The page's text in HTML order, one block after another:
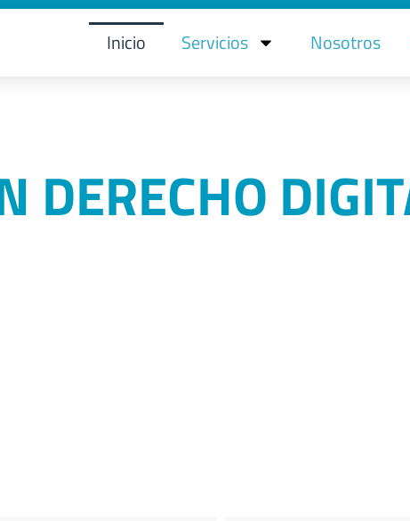
Inicio Servicios Nosotros
DERECHO